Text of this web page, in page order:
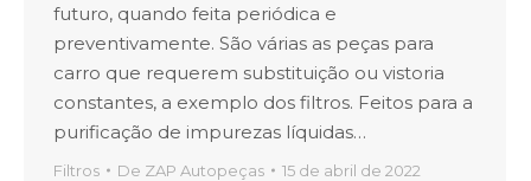
futuro, quando feita periódica e
preventivamente. São várias as peças para
carro que requerem substituição ou vistoria
constantes, a exemplo dos filtros. Feitos para a
purificação de impurezas líquidas…
Filtros De ZAP Autopeças 15 de abril de 2022